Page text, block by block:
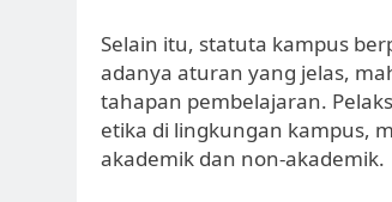
Selain itu, statuta kampus
adanya aturan yang jelas,
tahapan pembelajaran.
etika di lingkungan kampus,
akademik dan non-akademik.